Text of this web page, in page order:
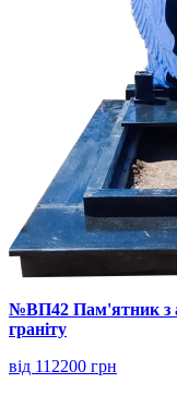
№ВП42 Пам'ятник з
граніту
від 112200 грн